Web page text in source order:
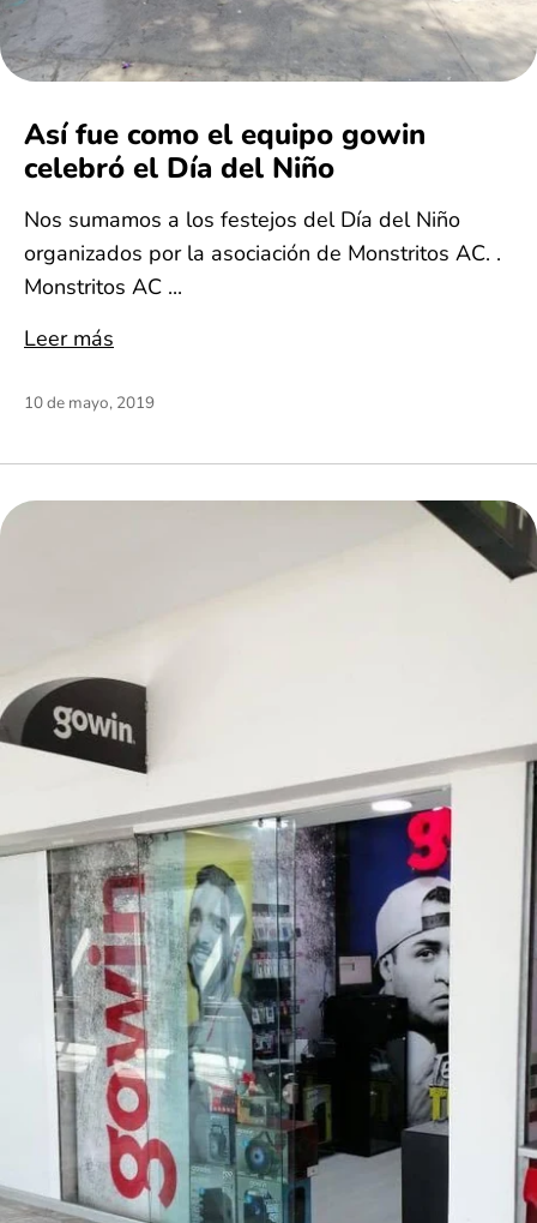
Así fue como el equipo gowin
celebró el Día del Niño
Nos sumamos a los festejos del Día del Niño
organizados por la asociación de Monstritos AC. .
Monstritos AC ...
Leer más
10 de mayo, 2019